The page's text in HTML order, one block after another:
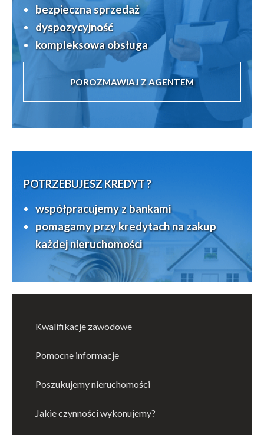
bezpieczna sprzedaż
dyspozycyjność
kompleksowa obsługa
POROZMAWIAJ Z AGENTEM
POTRZEBUJESZ KREDYT ?
współpracujemy z bankami
pomagamy przy kredytach na zakup
każdej nieruchomości
Kwalifikacje zawodowe
Pomocne informacje
Poszukujemy nieruchomości
Jakie czynności wykonujemy?